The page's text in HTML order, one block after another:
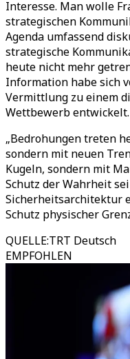
Interesse. Man wolle
strategischen
Agenda umfassend
strategische
heute nicht mehr
Information habe sich
Vermittlung zu einem
Wettbewerb entwickelt.
„Bedrohungen treten
sondern mit neuen
Kugeln, sondern mit
Schutz der Wahrheit
Sicherheitsarchitektur
Schutz physischer
QUELLE:TRT Deutsch
EMPFOHLEN